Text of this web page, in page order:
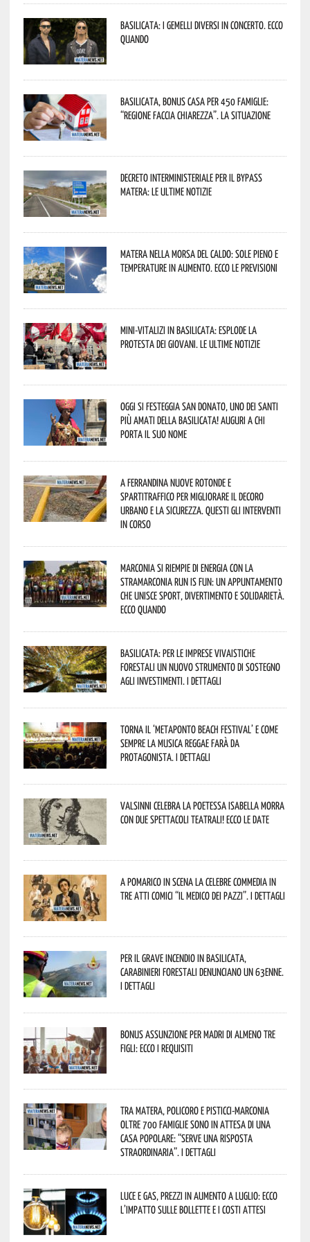
Basilicata: i Gemelli DiVersi in concerto. Ecco
quando
Basilicata, Bonus casa per 450 famiglie:
“Regione faccia chiarezza”. La situazione
Decreto interministeriale per il Bypass
Matera: le ultime notizie
Matera nella morsa del caldo: sole pieno e
temperature in aumento. Ecco le previsioni
Mini-vitalizi in Basilicata: esplode la
protesta dei giovani. Le ultime notizie
Oggi si festeggia San Donato, uno dei Santi
più amati della Basilicata! Auguri a chi
porta il suo nome
A Ferrandina nuove rotonde e
spartitraffico per migliorare il decoro
urbano e la sicurezza. Questi gli interventi
in corso
Marconia si riempie di energia con la
StraMarconia Run is Fun: un appuntamento
che unisce sport, divertimento e solidarietà.
Ecco quando
Basilicata: per le imprese vivaistiche
forestali un nuovo strumento di sostegno
agli investimenti. I dettagli
Torna il ‘Metaponto beach festival’ e come
sempre la musica reggae farà da
protagonista. I dettagli
Valsinni celebra la poetessa Isabella Morra
con due spettacoli teatrali! Ecco le date
A Pomarico in scena la celebre commedia in
tre atti comici “Il medico dei pazzi”. I dettagli
Per il grave incendio in Basilicata,
Carabinieri forestali denunciano un 63enne.
I dettagli
Bonus assunzione per madri di almeno tre
figli: ecco i requisiti
Tra Matera, Policoro e Pisticci-Marconia
oltre 700 famiglie sono in attesa di una
casa popolare: “serve una risposta
straordinaria”. I dettagli
Luce e gas, prezzi in aumento a luglio: ecco
l’impatto sulle bollette e i costi attesi